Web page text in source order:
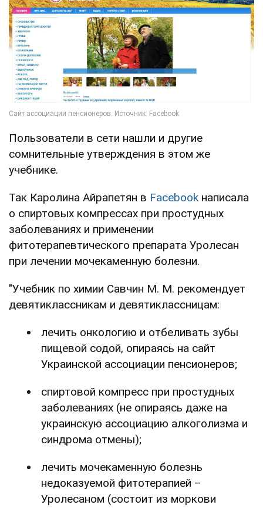
Пользователи в сети нашли и другие
сомнительные утверждения в этом же
учебнике.
Так Каролина Айрапетян в Facebook написала
о спиртовых компрессах при простудных
заболеваниях и применении
фитотерапевтического препарата Уролесан
при лечении мочекаменную болезни.
"Учебник по химии Савчин М. М. рекомендует
девятиклассникам и девятиклассницам:
лечить онкологию и отбеливать зубы
пищевой содой, опираясь на сайт
Украинской ассоциации пенсионеров;
спиртовой компресс при простудных
заболеваниях (не опираясь даже на
украинскую ассоциацию алкоголизма и
синдрома отмены);
лечить мочекаменную болезнь
недоказуемой фитотерапией –
Уролесаном (состоит из моркови